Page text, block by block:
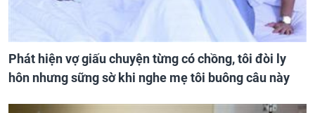
Phát hiện vợ giấu chuyện từng có chồng, tôi đòi ly
hôn nhưng sững sờ khi nghe mẹ tôi buông câu này